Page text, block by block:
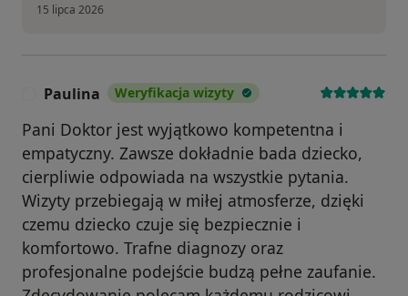
15 lipca 2026
Paulina Weryfikacja wizyty
Pani Doktor jest wyjątkowo kompetentna i
empatyczny. Zawsze dokładnie bada dziecko,
cierpliwie odpowiada na wszystkie pytania.
Wizyty przebiegają w miłej atmosferze, dzięki
czemu dziecko czuje się bezpiecznie i
komfortowo. Trafne diagnozy oraz
profesjonalne podejście budzą pełne zaufanie.